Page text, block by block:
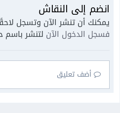
انضم إلى النقاش
يمكنك أن تنشر الآن وتسجل
فسجل الدخول الآن لتنشر باسم
أضف تعليق